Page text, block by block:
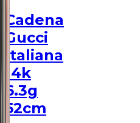
Cadena
Gucci
Italiana
14k
6.3g
52cm